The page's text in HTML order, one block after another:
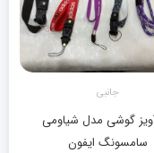
جانبی
گوشی مدل شیاومی
سامسونگ ایفون